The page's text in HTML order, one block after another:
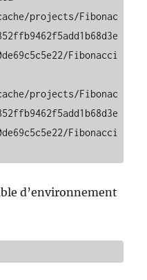
projects/Fibonac
Fibonacci
projects/Fibonac
Fibonacci
d’environnement